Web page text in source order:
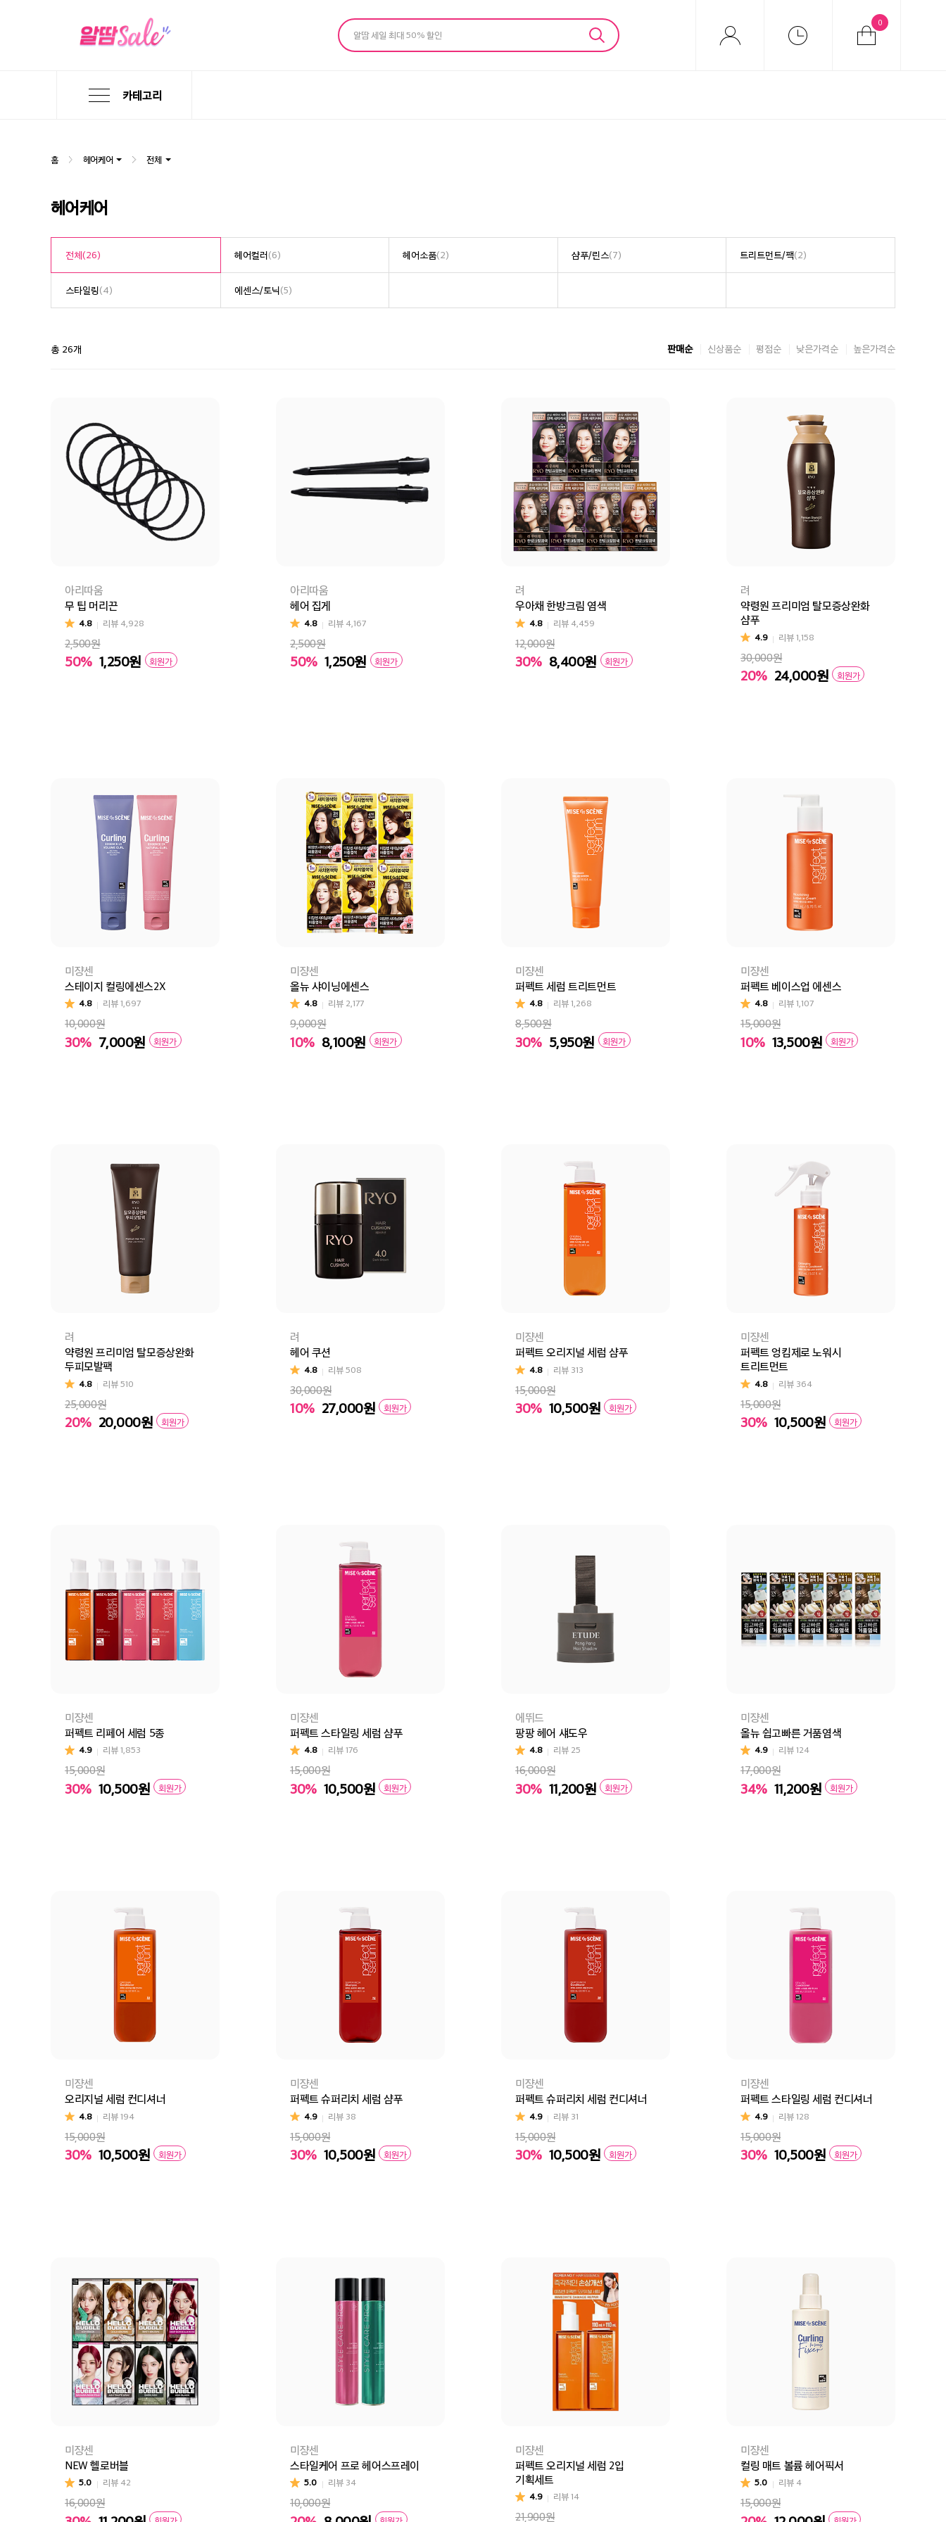
알땀 세일 최대 50% 할인
0
카테고리
홈 헤어케어 전체
헤어케어
전체(26) 헤어컬러(6) 헤어소품(2) 샴푸/린스(7) 트리트먼트/팩(2)
스타일링(4) 에센스/토닉(5)
총 26개 판매순 신상품순 평점순 낮은가격순 높은가격순
아리따움
무 팁 머리끈
4.8 리뷰 4,928
2,500원
50% 1,250원 회원가
아리따움
헤어 집게
4.8 리뷰 4,167
2,500원
50% 1,250원 회원가
려
우아채 한방크림 염색
4.8 리뷰 4,459
12,000원
30% 8,400원 회원가
려
약령원 프리미엄 탈모증상완화
샴푸
4.9 리뷰1,158
30,000원
20% 24,000원 회원가
미쟝센
스테이지 컬링에센스2X
4.8 리뷰1,697
10,000원
30% 7,000원 회원가
컬링에센스2X 내추럴컬 컬링에센스2X 볼륨컬
미쟝센
올뉴 샤이닝에센스
4.8 리뷰 2,177
9,000원
10% 8,100원 회원가
미쟝센
퍼펙트 세럼 트리트먼트
4.8 리뷰1,268
8,500원
30% 5,950원 회원가
미쟝센
퍼펙트 베이스업 에센스
4.8 리뷰1,107
15,000원
10% 13,500원 회원가
려
약령원 프리미엄 탈모증상완화
두피모발팩
4.8 리뷰510
25,000원
20% 20,000원 회원가
려
헤어 쿠션
4.8 리뷰508
30,000원
10% 27,000원 회원가
미쟝센
퍼펙트 오리지널 세럼 샴푸
4.8 리뷰 313
15,000원
30% 10,500원 회원가
미쟝센
퍼펙트 엉킴제로 노워시
트리트먼트
4.8 리뷰 364
15,000원
30% 10,500원 회원가
미쟝센
퍼펙트 리페어 세럼 5종
4.9 리뷰1,853
15,000원
30% 10,500원 회원가
퍼펙트 오리지널 세럼(일시품절) 퍼펙트 슈퍼리치 세럼(일시품절) 퍼펙트 스타일링 세럼 퍼펙트 로즈퍼퓸 세럼 퍼펙트 하이드레이팅 세럼
미쟝센
퍼펙트 스타일링 세럼 샴푸
4.8 리뷰176
15,000원
30% 10,500원 회원가
퍼펙트 스타일링 세럼 샴푸
에뛰드
팡팡 헤어 섀도우
4.8 리뷰 25
16,000원
30% 11,200원 회원가
01 다크브라운 02 라이트브라운
미쟝센
올뉴 쉽고빠른 거품염색
4.9 리뷰124
17,000원
34% 11,200원 회원가
2N 흑색 3N 흑갈색 4N 짙은갈색
미쟝센
오리지널 세럼 컨디셔너
4.8 리뷰194
15,000원
30% 10,500원 회원가
미쟝센
퍼펙트 슈퍼리치 세럼 샴푸
4.9 리뷰 38
15,000원
30% 10,500원 회원가
미쟝센
퍼펙트 슈퍼리치 세럼 컨디셔너
4.9 리뷰 31
15,000원
30% 10,500원 회원가
미쟝센
퍼펙트 스타일링 세럼 컨디셔너
4.9 리뷰128
15,000원
30% 10,500원 회원가
미쟝센
NEW 헬로버블
5.0 리뷰 42
16,000원
미쟝센
스타일케어 프로 헤어스프레이
5.0 리뷰 34
10,000원
미쟝센
퍼펙트 오리지널 세럼 2입
기획세트
4.9 리뷰14
21,900원
미쟝센
컬링 매트 볼륨 헤어픽서
5.0 리뷰 4
15,000원